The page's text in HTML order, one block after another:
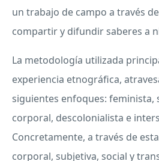
un trabajo de campo a través
compartir y difundir saberes a
La metodología utilizada
experiencia etnográfica,
siguientes enfoques: feminista,
corporal, descolonialista e
Concretamente, a través de
corporal, subjetiva, social y